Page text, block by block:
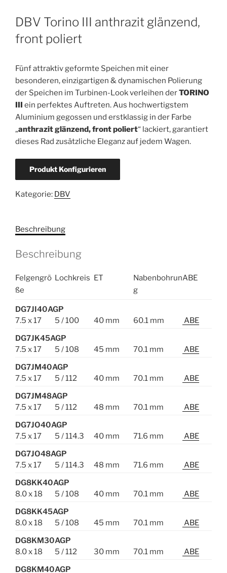
DBV Torino III anthrazit glänzend,
front poliert
Fünf attraktiv geformte Speichen mit einer
besonderen, einzigartigen & dynamischen Polierung
der Speichen im Turbinen-Look verleihen derTORINO
III ein perfektes Auftreten. Aus hochwertigstem
Aluminium gegossen und erstklassig in der Farbe
„anthrazit glänzend, front poliert“ lackiert, garantiert
dieses Rad zusätzliche Eleganz auf jedem Wagen.
Produkt Konfigurieren
Kategorie: DBV
Beschreibung
Beschreibung
Felgengrö
ße
Lochkreis ET
Nabenbohrun
g
ABE
DG7JI40AGP
7.5 x 17
5 / 100 40 mm 60.1 mm
ABE
DG7JK45AGP
7.5 x 17
5 / 108 45 mm 70.1 mm
ABE
DG7JM40AGP
7.5 x 17
5 / 112 40 mm 70.1 mm
ABE
DG7JM48AGP
7.5 x 17
5 / 112 48 mm 70.1 mm
ABE
DG7JO40AGP
7.5 x 17
5 / 114.3 40 mm 71.6 mm
ABE
DG7JO48AGP
7.5 x 17
5 / 114.3 48 mm 71.6 mm
ABE
DG8KK40AGP
8.0 x 18
5 / 108 40 mm 70.1 mm
ABE
DG8KK45AGP
8.0 x 18
5 / 108 45 mm 70.1 mm
ABE
DG8KM30AGP
8.0 x 18
5 / 112 30 mm 70.1 mm
ABE
DG8KM40AGP